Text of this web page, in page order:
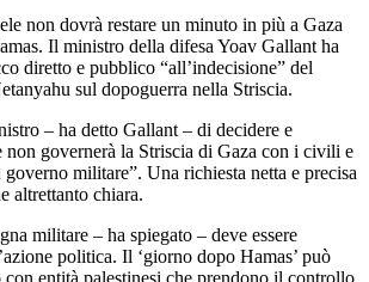
non dovrà restare un minuto in più a Gaza
Il ministro della difesa Yoav Gallant ha
diretto e pubblico “all’indecisione” del
sul dopoguerra nella Striscia.
– ha detto Gallant – di decidere e
non governerà la Striscia di Gaza con i civili e
militare”. Una richiesta netta e precisa
altrettanto chiara.
militare – ha spiegato – deve essere
politica. Il ‘giorno dopo Hamas’ può
con entità palestinesi che prendono il controllo